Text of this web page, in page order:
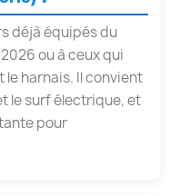
déjà équipés du
ou à ceux qui
harnais. Il convient
le surf électrique, et
pour